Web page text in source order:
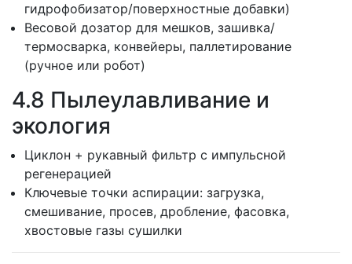
гидрофобизатор/поверхностные добавки)
Весовой дозатор для мешков, зашивка/
термосварка, конвейеры, паллетирование
(ручное или робот)
4.8 Пылеулавливание и
экология
Циклон + рукавный фильтр с импульсной
регенерацией
Ключевые точки аспирации: загрузка,
смешивание, просев, дробление, фасовка,
хвостовые газы сушилки